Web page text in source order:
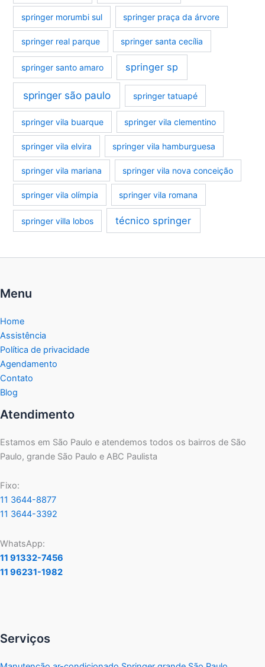
springer morumbi sul springer praça da árvore
springer real parque springer santa cecília
springer santo amaro springer sp
springer são paulo springer tatuapé
springer vila buarque springer vila clementino
springer vila elvira springer vila hamburguesa
springer vila mariana springer vila nova conceição
springer vila olímpia springer vila romana
springer villa lobos técnico springer
Menu
Home
Assistência
Política de privacidade
Agendamento
Contato
Blog
Atendimento
Estamos em São Paulo e atendemos todos os bairros de São
Paulo, grande São Paulo e ABC Paulista
Fixo:
11 3644-8877
11 3644-3392
WhatsApp:
11 91332-7456
11 96231-1982
Serviços